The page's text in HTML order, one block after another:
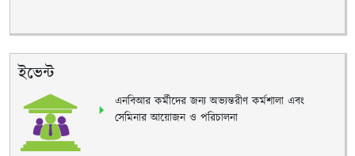
ইভেন্ট
এনবিআর কর্মীদের জন্য অভ্যন্তরীণ কর্মশালা এবং
সেমিনার আয়োজন ও পরিচালনা